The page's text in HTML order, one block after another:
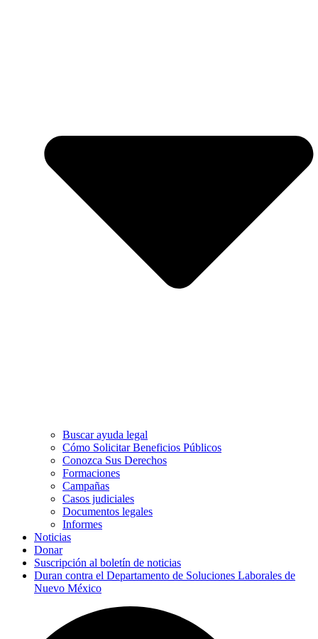
Buscar ayuda legal
Cómo Solicitar Beneficios Públicos
Conozca Sus Derechos
Formaciones
Campañas
Casos judiciales
Documentos legales
Informes
Noticias
Donar
Suscripción al boletín de noticias
Duran contra el Departamento de Soluciones Laborales de
Nuevo México